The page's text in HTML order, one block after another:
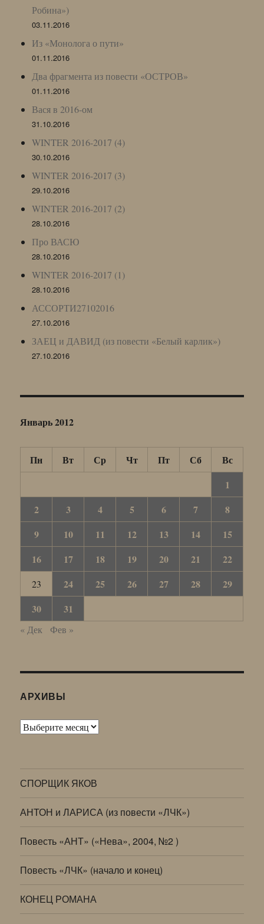
Робина»)
03.11.2016
Из «Монолога о пути»
01.11.2016
Два фрагмента из повести «ОСТРОВ»
01.11.2016
Вася в 2016-ом
31.10.2016
WINTER 2016-2017 (4)
30.10.2016
WINTER 2016-2017 (3)
29.10.2016
WINTER 2016-2017 (2)
28.10.2016
Про ВАСЮ
28.10.2016
WINTER 2016-2017 (1)
28.10.2016
АССОРТИ27102016
27.10.2016
ЗАЕЦ и ДАВИД (из повести «Белый карлик»)
27.10.2016
Январь 2012
Пн Вт Ср Чт Пт Сб
Вс
1
2
3 4 5 6 7
8
9
10 11 12 13 14
15
16
17 18 19 20 21 22
23 24 25 26 27 28
29
30
31
« Дек Фев »
АРХИВЫ
Архивы
СПОРЩИК ЯКОВ
АНТОН и ЛАРИСА (из повести «ЛЧК»)
Повесть «АНТ» («Нева», 2004, №2 )
Повесть «ЛЧК» (начало и конец)
КОНЕЦ РОМАНА